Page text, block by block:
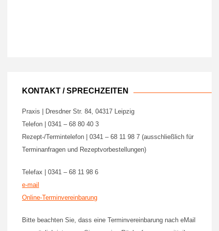
KONTAKT / SPRECHZEITEN
Praxis | Dresdner Str. 84, 04317 Leipzig
Telefon | 0341 – 68 80 40 3
Rezept-/Termintelefon | 0341 – 68 11 98 7 (ausschließlich für
Terminanfragen und Rezeptvorbestellungen)
Telefax | 0341 – 68 11 98 6
e-mail
Online-Terminvereinbarung
Bitte beachten Sie, dass eine Terminvereinbarung nach eMail